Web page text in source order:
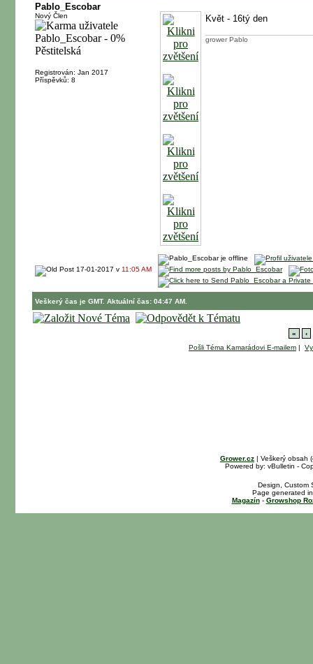
Pablo_Escobar
Nový Člen
Registrován: Jan 2017
Příspěvků: 8
Květ - 16tý den
grower Pablo
17-01-2017 v 11:05 AM
Veškerý čas je GMT. Aktuální čas: 04:47 AM.
«
‹
Pošli Téma Kamarádovi E-mailem |
Grower.cz | Veškerý obsah
Powered by: vBulletin -
Design, Custom
Page generated
Magazín- Growshop